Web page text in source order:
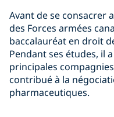
Avant de se consacrer
des Forces armées
baccalauréat en droit
Pendant ses études, il
principales
contribué à la
pharmaceutiques.